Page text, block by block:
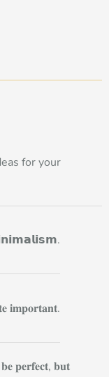
for your
𝐢𝐦𝐩𝐨𝐫𝐭𝐚𝐧𝐭.
𝐩𝐞𝐫𝐟𝐞𝐜𝐭, 𝐛𝐮𝐭